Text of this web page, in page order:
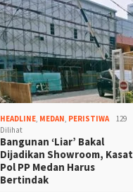
HEADLINE, MEDAN, PERISTIWA
129
Dilihat
Bangunan ‘Liar’ Bakal
Dijadikan Showroom, Kasat
Pol PP Medan Harus
Bertindak